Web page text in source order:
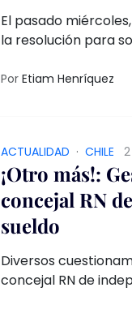
El pasado
la resolución para
de su exmarido,
Por Etiam Henríquez
ACTUALIDAD · CHILE
¡Otro más!:
concejal RN
sueldo
Diversos
concejal RN de